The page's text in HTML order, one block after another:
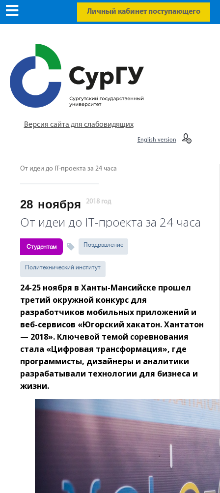
Личный кабинет поступающего
Версия сайта для слабовидящих
English version
От идеи до IT-проекта за 24 часа
28 ноября 2018 год
От идеи до IT-проекта за 24 часа
Студентам Поздравление
Политехнический институт
24-25 ноября в Ханты-Мансийске прошел
третий окружной конкурс для
разработчиков мобильных приложений и
веб-сервисов «Югорский хакатон. Хантатон
— 2018». Ключевой темой соревнования
стала «Цифровая трансформация», где
программисты, дизайнеры и аналитики
разрабатывали технологии для бизнеса и
жизни.